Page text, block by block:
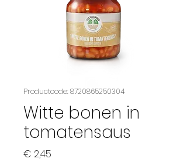
Productcode: 8720865250304
Witte bonen in
tomatensaus
€ 2,45